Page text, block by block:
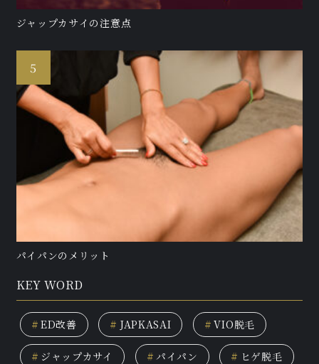
ジャップカサイの注意点
パイパンのメリット
KEY WORD
# ED改善 # JAPKASAI # VIO脱毛
# ジャップカサイ # パイパン # ヒゲ脱毛